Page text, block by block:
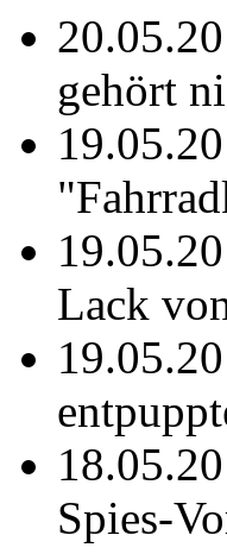
gehört
Lack
Spies-